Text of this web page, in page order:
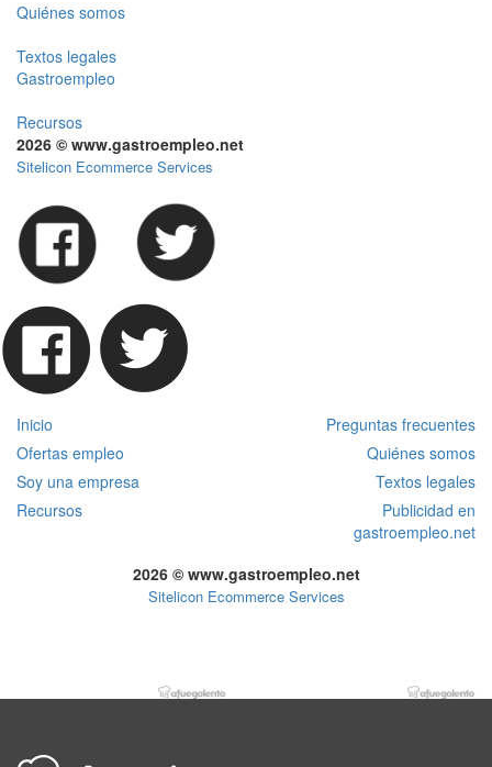
Quiénes somos
Textos legales
Gastroempleo
Recursos
2026 © www.gastroempleo.net
Sitelicon Ecommerce Services
Inicio
Preguntas frecuentes
Ofertas empleo
Quiénes somos
Soy una empresa
Textos legales
Recursos
Publicidad en
gastroempleo.net
2026 © www.gastroempleo.net
Sitelicon Ecommerce Services